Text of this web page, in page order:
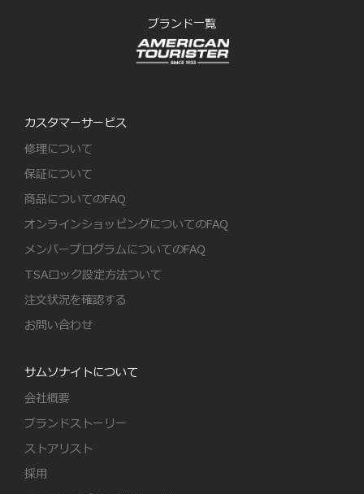
ブランド一覧
カスタマーサービス
修理について
保証について
商品についてのFAQ
オンラインショッピングについてのFAQ
メンバープログラムについてのFAQ
TSAロック設定方法ついて
注文状況を確認する
お問い合わせ
サムソナイトについて
会社概要
ブランドストーリー
ストアリスト
採用